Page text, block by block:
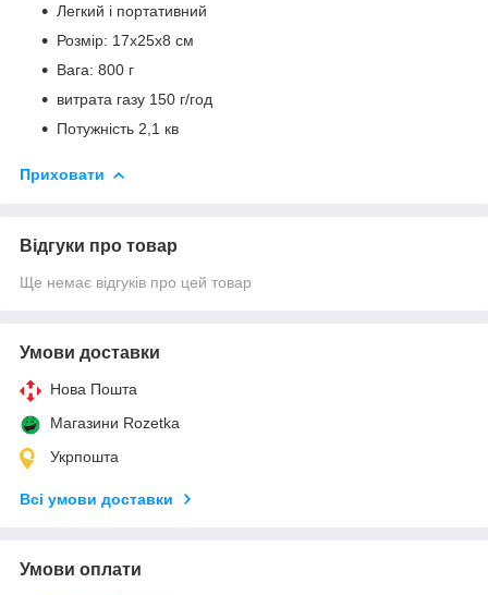
Легкий і портативний
Розмір: 17х25х8 см
Вага: 800 г
витрата газу 150 г/год
Потужність 2,1 кв
Приховати
Відгуки про товар
Ще немає відгуків про цей товар
Умови доставки
Нова Пошта
Магазини Rozetka
Укрпошта
Всі умови доставки
Умови оплати